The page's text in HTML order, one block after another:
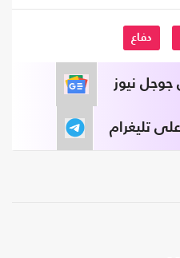
دفاع
جوجل نيوز
تليغرام